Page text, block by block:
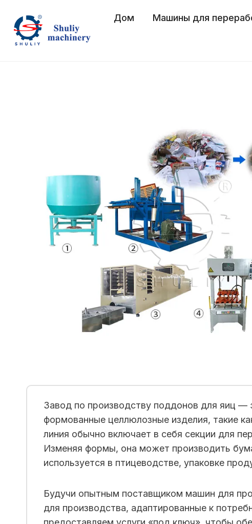
содержимому
Дом Машины для
Завод по производству поддонов для яиц —
формованные целлюлозные изделия, такие
линия обычно включает в себя секции для
Изменяя формы, она может производить
используется в птицеводстве, упаковке
Будучи опытным поставщиком машин для
для производства, адаптированные к